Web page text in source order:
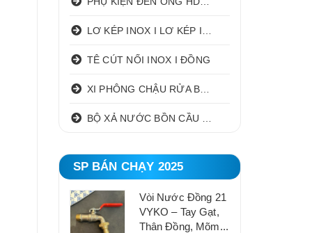
TÊ CÚT NỐI INOX I ĐỒNG
SP BÁN CHẠY 2025
Vòi Nước Đồng 21
VYKO – Tay Gạt,
Thân Đồng, Mõm...